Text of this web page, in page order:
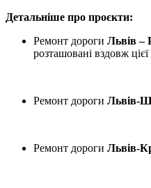
Детальніше про проєкти:
Ремонт дороги Львів –
розташовані вздовж
Ремонт дороги Львів-
Ремонт дороги Львів-